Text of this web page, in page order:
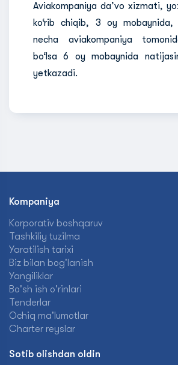
Aviakompaniya da’vo xizmati,
ko‘rib chiqib, 3 oy
necha aviakompaniya
bo‘lsa 6 oy mobaynida
yetkazadi.
Kompaniya
Korporativ boshqaruv
Tashkiliy tuzilma
Yaratilish tarixi
Biz bilan bog'lanish
Yangiliklar
Bo'sh ish o'rinlari
Tenderlar
Ochiq ma'lumotlar
Charter reyslar
Sotib olishdan oldin